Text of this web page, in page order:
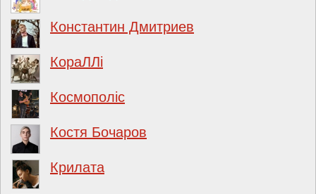
Константин Дмитриев
КораЛЛі
Космополіс
Костя Бочаров
Крилата